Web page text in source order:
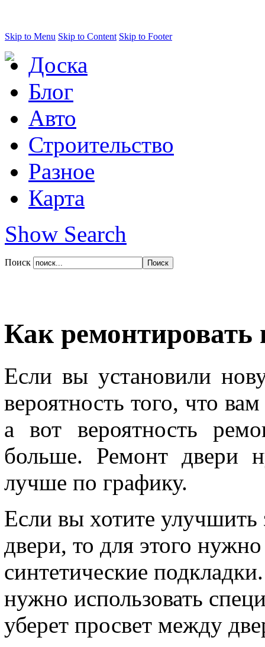
Skip to Menu Skip to Content Skip to Footer
Доска
Блог
Авто
Строительство
Разное
Карта
Show Search
Поиск
Как ремонтировать
Если вы установили
вероятность того, что
а вот вероятность
больше. Ремонт двери
лучше по графику.
Если вы хотите улучшить
двери, то для этого
синтетические
нужно использовать
уберет просвет между